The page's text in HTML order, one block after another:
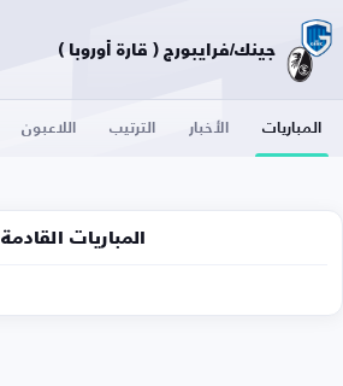
جينك/فرايبورج ( قارة أوروبا )
المباريات الأخبار الترتيب اللاعبون
المباريات القادمة